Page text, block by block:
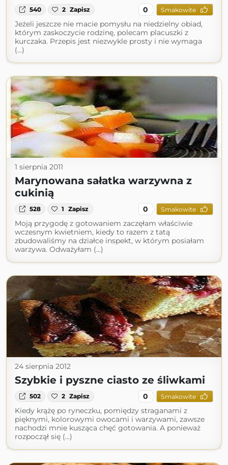
540 2 Zapisz 0 Smakowite
Jeżeli jeszcze nie macie pomysłu na niedzielny obiad,
którym zaskoczycie rodzinę, polecam placuszki z
kurczaka. Przepis jest niezwykle prosty i nie wymaga
(...)
1 sierpnia 2011
Marynowana sałatka warzywna z
cukinią
528 1 Zapisz 0 Smakowite
Moją przygodę z gotowaniem zaczęłam właściwie
wczesnym kwietniem, kiedy to razem z tatą
zbudowaliśmy na działce inspekt, w którym posiałam
warzywa. Odważyłam (...)
24 sierpnia 2012
Szybkie i pyszne ciasto ze śliwkami
502 2 Zapisz 0 Smakowite
Kiedy krążę po ryneczku, pomiędzy straganami z
pięknymi, kolorowymi owocami i warzywami, zawsze
nachodzi mnie kusząca chęć gotowania. A ponieważ
rozpoczął się (...)